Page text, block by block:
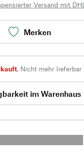
Versand mit DHL
Merken
, Nicht mehr lieferbar
im Warenhaus